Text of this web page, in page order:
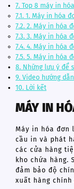
7. Top 8 máy in
7.1. 1. Máy in hóa
7.2. 2. Máy in hóa
7.3. 3. Máy in hóa
7.4. 4. Máy in hóa
7.5. 5. Máy in hóa
8. Những lưu ý để
9. Video hướng
10. Lời kết
MÁY IN
Máy in hóa đơn
cầu in và phát
các cửa hàng
kho chứa hàng.
đảm bảo độ
xuất hàng